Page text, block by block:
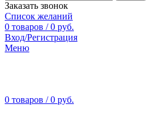
Заказать звонок
Список желаний
0 товаров / 0 руб.
Вход/Регистрация
Меню
0 товаров / 0 руб.